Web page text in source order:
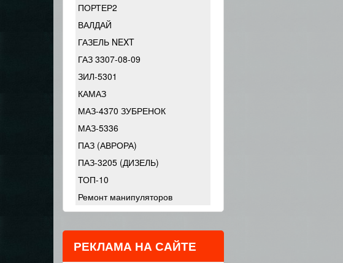
ПОРТЕР2
ВАЛДАЙ
ГАЗЕЛЬ NEXT
ГАЗ 3307-08-09
ЗИЛ-5301
КАМАЗ
МАЗ-4370 ЗУБРЕНОК
МАЗ-5336
ПАЗ (АВРОРА)
ПАЗ-3205 (ДИЗЕЛЬ)
ТОП-10
Ремонт манипуляторов
РЕКЛАМА НА САЙТЕ